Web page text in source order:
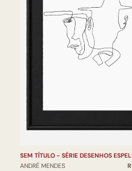
SEM TÍTULO - SÉRIE DESENHOS
ANDRÉ MENDES